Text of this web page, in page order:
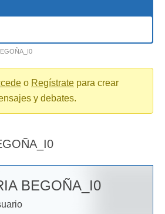
o Regístrate para crear
y debates.
BEGOÑA_I0